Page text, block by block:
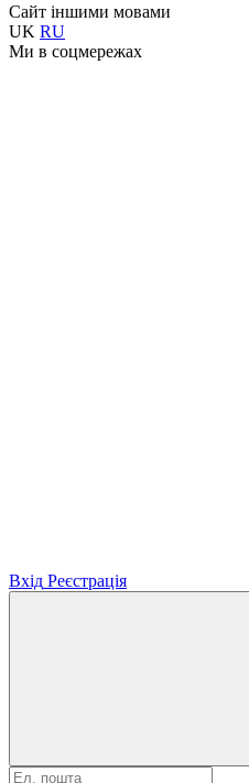
Сайт іншими мовами
UK RU
Ми в соцмережах
Вхід Реєстрація